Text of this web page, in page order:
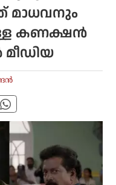
മാധവനും
കണക്ഷന്‍